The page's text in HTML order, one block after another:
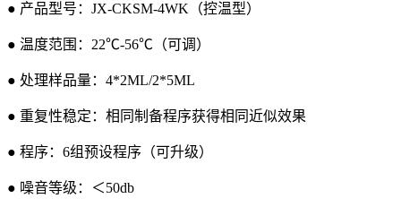
● 产品型号：JX-CKSM-4WK（控温型）
● 温度范围：22℃-56℃（可调）
● 处理样品量：4*2ML/2*5ML
● 重复性稳定：相同制备程序获得相同近似效果
● 程序：6组预设程序（可升级）
● 噪音等级：＜50db